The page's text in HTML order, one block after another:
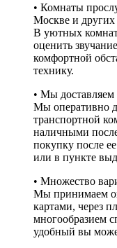
• Комнаты
Москве и других
В уютных
оценить
комфортной
технику.
• Мы
Мы оперативно
транспортной
наличными
покупку после
или в пункте
• Множество
Мы принимаем
картами, через
многообразием
удобный вы